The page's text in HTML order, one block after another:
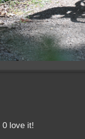
0 love it!